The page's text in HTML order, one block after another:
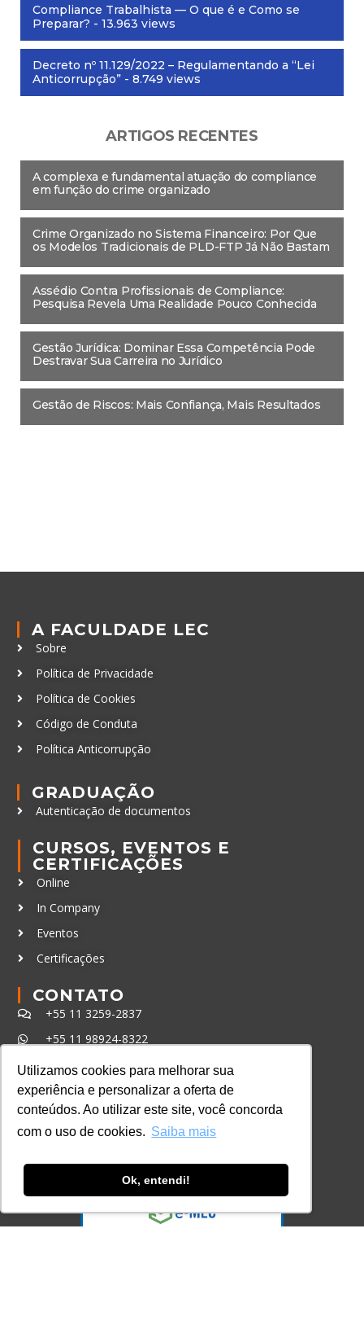
Utilizamos cookies para melhorar sua
experiência e personalizar a oferta de
conteúdos. Ao utilizar este site, você concorda
com o uso de cookies. Saiba mais
Ok, entendi!
Compliance Trabalhista — O que é e Como se
Preparar? - 13.963 views
Decreto nº 11.129/2022 – Regulamentando a “Lei
Anticorrupção” - 8.749 views
ARTIGOS RECENTES
A complexa e fundamental atuação do compliance
em função do crime organizado
Crime Organizado no Sistema Financeiro: Por Que
os Modelos Tradicionais de PLD-FTP Já Não Bastam
Assédio Contra Profissionais de Compliance:
Pesquisa Revela Uma Realidade Pouco Conhecida
Gestão Jurídica: Dominar Essa Competência Pode
Destravar Sua Carreira no Jurídico
Gestão de Riscos: Mais Confiança, Mais Resultados
A FACULDADE LEC
Sobre
Política de Privacidade
Política de Cookies
Código de Conduta
Política Anticorrupção
GRADUAÇÃO
Autenticação de documentos
CURSOS, EVENTOS E
CERTIFICAÇÕES
Online
In Company
Eventos
Certificações
CONTATO
+55 11 3259-2837
+55 11 98924-8322
contato@lec.com.br
Ferramenta Antifraude